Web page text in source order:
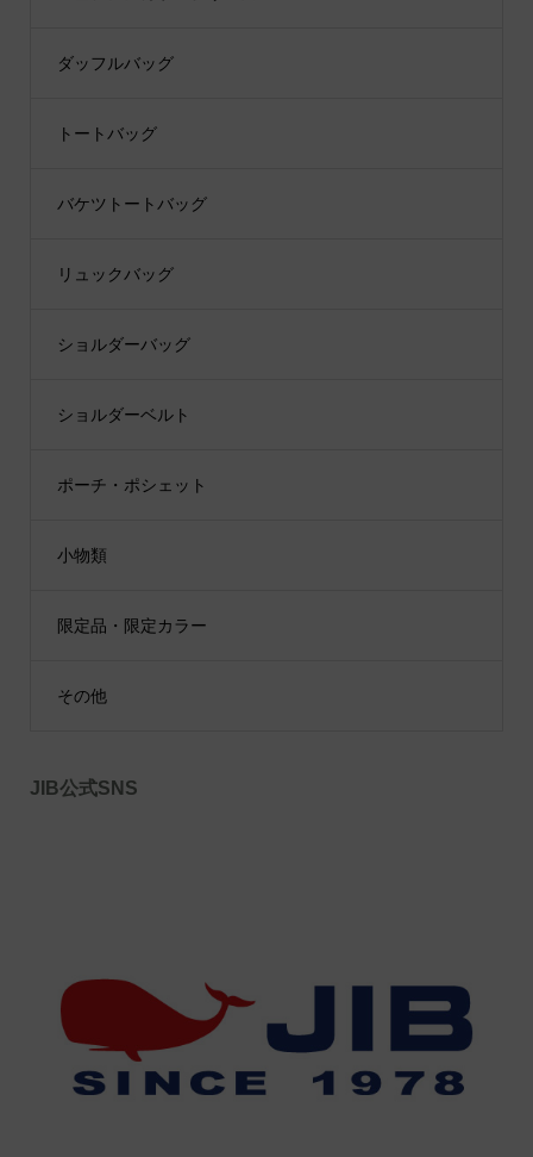
ダッフルバッグ
トートバッグ
バケツトートバッグ
リュックバッグ
ショルダーバッグ
ショルダーベルト
ポーチ・ポシェット
小物類
限定品・限定カラー
その他
JIB公式SNS